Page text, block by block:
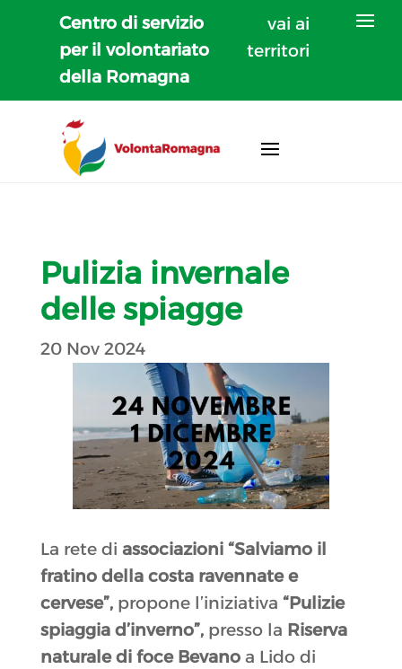
Centro di servizio
per il volontariato
della Romagna
vai ai
territori
Pulizia invernale
delle spiagge
20 Nov 2024
La rete di associazioni “Salviamo il
fratino della costa ravennate e
cervese”,propone l’iniziativa “Pulizie
spiaggia d’inverno”, presso la Riserva
naturale di foce Bevano a Lido di